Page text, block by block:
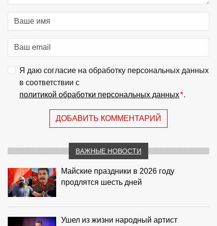
Я даю согласие на обработку персональных данных
в соответствии с
политикой обработки персональных данных*.
ДОБАВИТЬ КОММЕНТАРИЙ
ВАЖНЫЕ НОВОСТИ
Майские праздники в 2026 году
продлятся шесть дней
Ушел из жизни народный артист